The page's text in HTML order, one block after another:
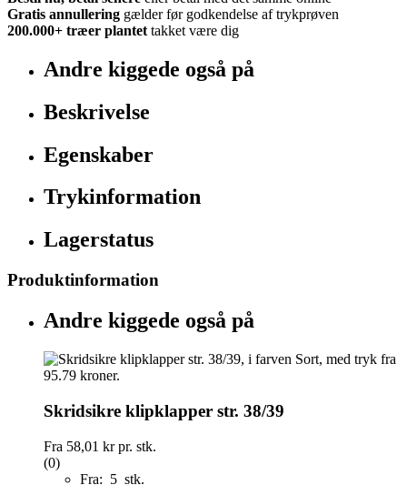
Gratis annullering gælder før godkendelse af trykprøven
200.000+ træer plantet takket være dig
Andre kiggede også på
Beskrivelse
Egenskaber
Trykinformation
Lagerstatus
Produktinformation
Andre kiggede også på
Skridsikre klipklapper str. 38/39
Fra 58,01 krpr. stk.
(0)
Fra: 5 stk.